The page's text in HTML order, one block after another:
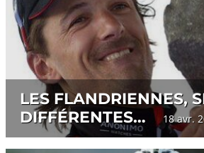
LES FLANDRIENNES,
DIFFÉRENTES…
18 avr.